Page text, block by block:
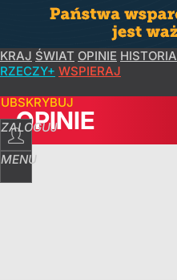
KRAJ ŚWIAT OPINIE HISTORIA
RZECZY+ WSPIERAJ
ZALOGUJ
MENU
OPINIE